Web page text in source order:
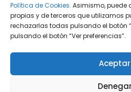
Política de Cookies. Asimismo, puede
propias y de terceros que utilizamos
rechazarlas todas pulsando el botón
pulsando el botón “Ver preferencias”.
Aceptar
Denegar
DiG ABOGADOS
DiG Abogados es un despacho
multidisciplinar especializado
fiscalidad y mercantil.